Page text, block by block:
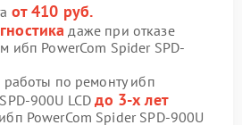
от 410 руб.
даже при отказе
ибп PowerCom Spider SPD-
работы по ремонту ибп
900U LCDдо 3-х лет
PowerCom Spider SPD-900U